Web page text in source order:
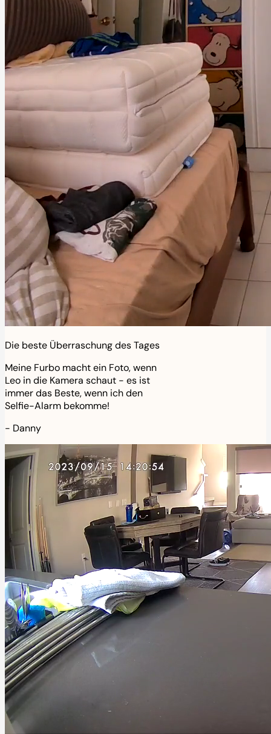
Die beste Überraschung des Tages
Meine Furbo macht ein Foto, wenn
Leo in die Kamera schaut - es ist
immer das Beste, wenn ich den
Selfie-Alarm bekomme!
- Danny